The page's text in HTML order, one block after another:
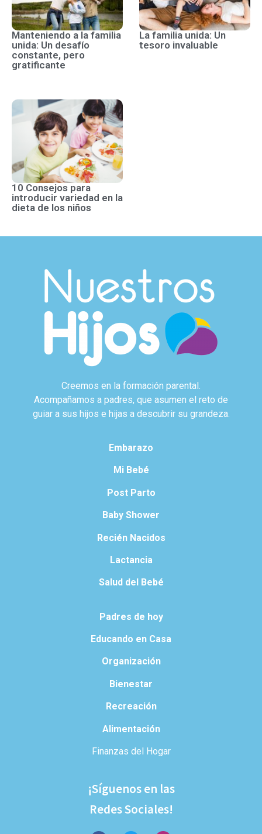
Manteniendo a la familia
unida: Un desafío
constante, pero
gratificante
La familia unida: Un
tesoro invaluable
10 Consejos para
introducir variedad en la
dieta de los niños
Creemos en la formación parental.
Acompañamos a padres, que asumen el reto de
guiar a sus hijos e hijas a descubrir su grandeza.
Embarazo
Mi Bebé
Post Parto
Baby Shower
Recién Nacidos
Lactancia
Salud del Bebé
Padres de hoy
Educando en Casa
Organización
Bienestar
Recreación
Alimentación
Finanzas del Hogar
¡Síguenos en las
Redes Sociales!